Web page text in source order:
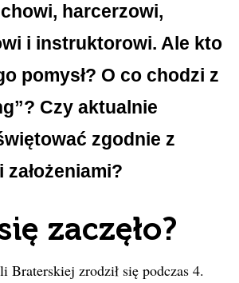
harcerzowi,
i instruktorowi. Ale kto
pomysł? O co chodzi z
Czy aktualnie
zgodnie z
zaczęło?
Braterskiej zrodził się podczas 4.